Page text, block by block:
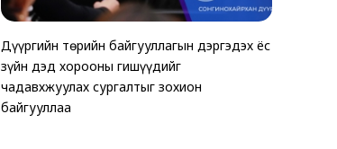
Дүүргийн төрийн байгууллагын дэргэдэх ёс
зүйн дэд хорооны гишүүдийг
чадавхжуулах сургалтыг зохион
байгууллаа